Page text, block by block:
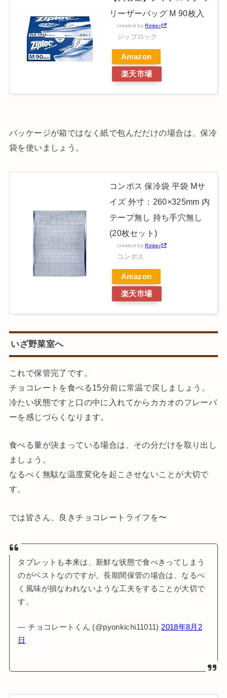
リーザーバッグ M 90枚入
created byRinker
ジップロック
Amazon
楽天市場
パッケージが箱ではなく紙で包んだだけの場合は、保冷
袋を使いましょう。
コンポス 保冷袋 平袋 Mサ
イズ 外寸：260×325mm 内
テープ無し 持ち手穴無し
(20枚セット)
created byRinker
コンポス
Amazon
楽天市場
いざ野菜室へ
これで保管完了です。
チョコレートを食べる15分前に常温で戻しましょう。
冷たい状態ですと口の中に入れてからカカオのフレーバ
ーを感じづらくなります。
食べる量が決まっている場合は、その分だけを取り出し
ましょう。
なるべく無駄な温度変化を起こさせないことが大切で
す。
では皆さん、良きチョコレートライフを〜
タブレットも本来は、新鮮な状態で食べきってしまう
のがベストなのですが。長期間保管の場合は、なるべ
く風味が損なわれないような工夫をすることが大切で
す。
— チョコレートくん (@pyonkichi11011) 2018年8月2
日